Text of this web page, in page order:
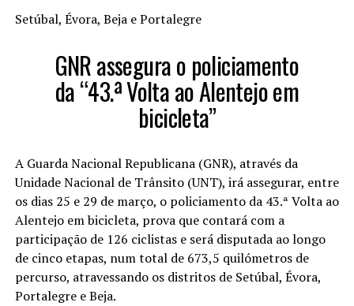
Setúbal, Évora, Beja e Portalegre
GNR assegura o policiamento
da “43.ª Volta ao Alentejo em
bicicleta”
A Guarda Nacional Republicana (GNR), através da
Unidade Nacional de Trânsito (UNT), irá assegurar, entre
os dias 25 e 29 de março, o policiamento da 43.ª Volta ao
Alentejo em bicicleta, prova que contará com a
participação de 126 ciclistas e será disputada ao longo
de cinco etapas, num total de 673,5 quilómetros de
percurso, atravessando os distritos de Setúbal, Évora,
Portalegre e Beja.